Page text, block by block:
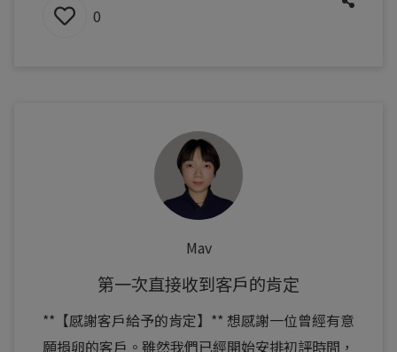
0
Mav
第一次直接收到客戶的肯定
**【感謝客戶給予的肯定】** 想感謝一位曾經有意
願捐卵的客戶。雖然我們已經開始安排初評時間，